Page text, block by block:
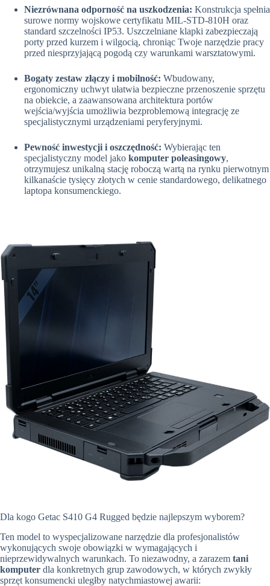
Niezrównana odporność na uszkodzenia: Konstrukcja spełnia
surowe normy wojskowe certyfikatu MIL-STD-810H oraz
standard szczelności IP53. Uszczelniane klapki zabezpieczają
porty przed kurzem i wilgocią, chroniąc Twoje narzędzie pracy
przed niesprzyjającą pogodą czy warunkami warsztatowymi.
Bogaty zestaw złączy i mobilność: Wbudowany,
ergonomiczny uchwyt ułatwia bezpieczne przenoszenie sprzętu
na obiekcie, a zaawansowana architektura portów
wejścia/wyjścia umożliwia bezproblemową integrację ze
specjalistycznymi urządzeniami peryferyjnymi.
Pewność inwestycji i oszczędność: Wybierając ten
specjalistyczny model jako komputer poleasingowy,
otrzymujesz unikalną stację roboczą wartą na rynku pierwotnym
kilkanaście tysięcy złotych w cenie standardowego, delikatnego
laptopa konsumenckiego.
Dla kogo Getac S410 G4 Rugged będzie najlepszym wyborem?
Ten model to wyspecjalizowane narzędzie dla profesjonalistów
wykonujących swoje obowiązki w wymagających i
nieprzewidywalnych warunkach. To niezawodny, a zarazem tani
komputer dla konkretnych grup zawodowych, w których zwykły
sprzęt konsumencki uległby natychmiastowej awarii: